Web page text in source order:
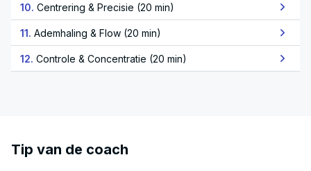
10. Centrering & Precisie (20 min)
11. Ademhaling & Flow (20 min)
12. Controle & Concentratie (20 min)
Tip van de coach